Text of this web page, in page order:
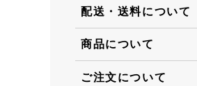
配送・送料について
商品について
ご注文について